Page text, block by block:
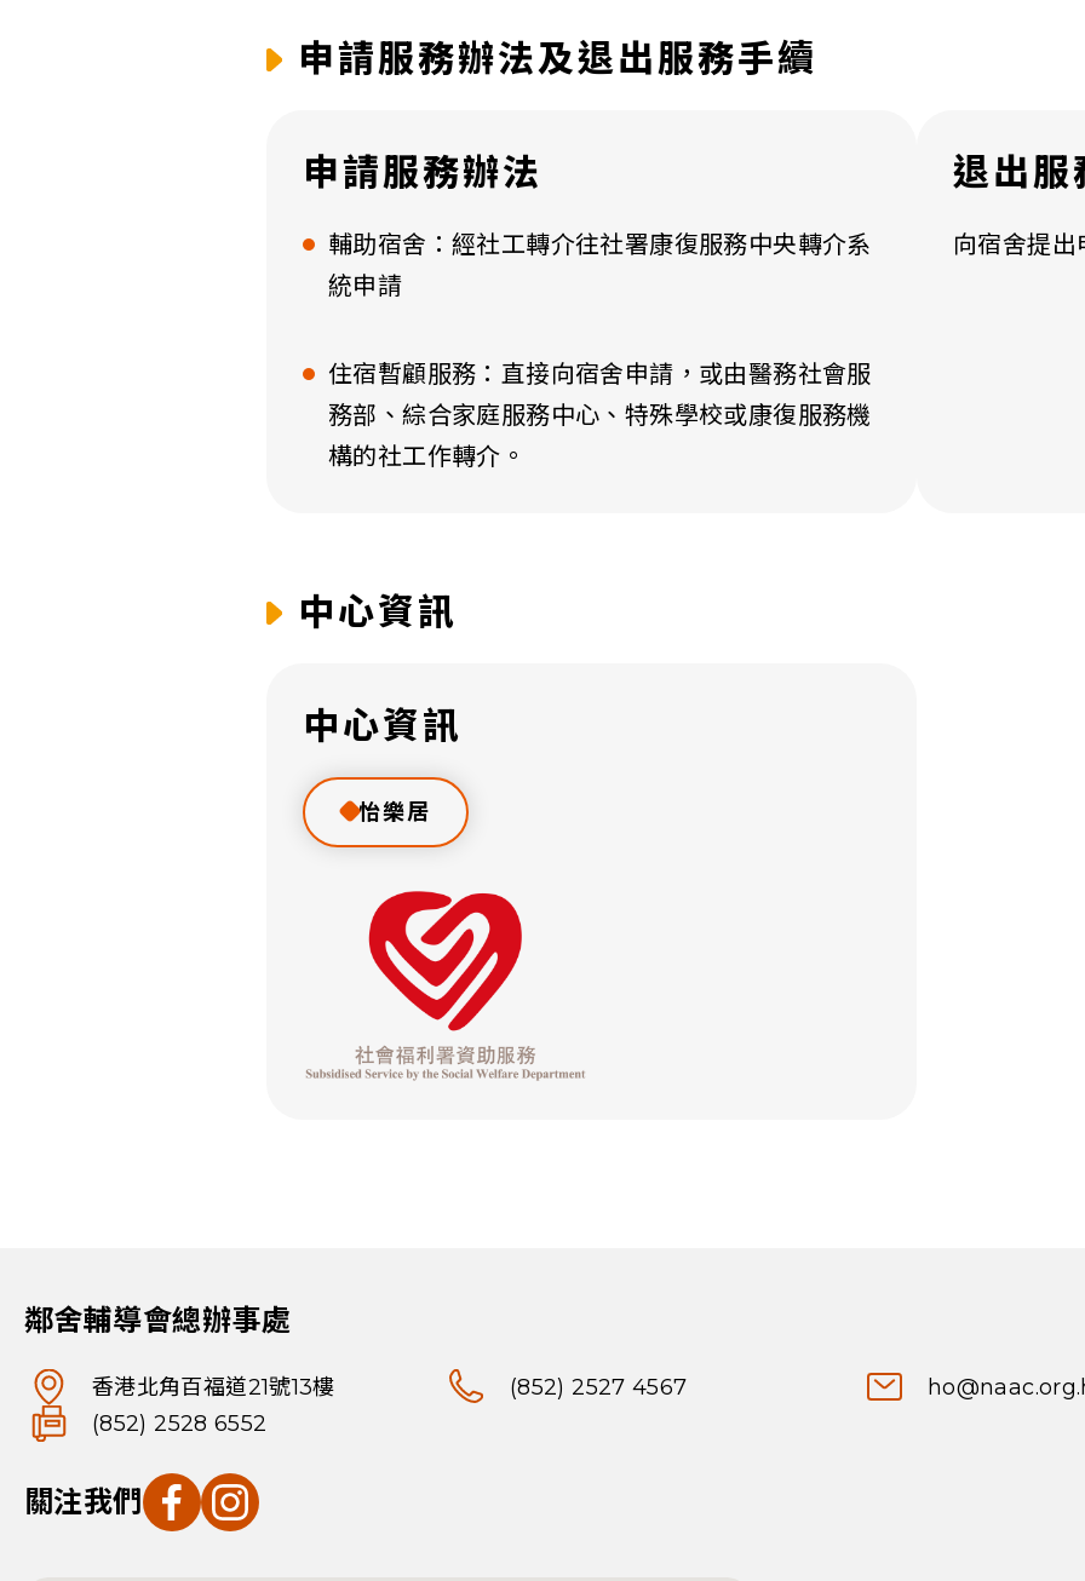
申請服務辦法及退出服務手續
申請服務辦法
輔助宿舍：經社工轉介往社署康復服務中央轉介系
統申請
住宿暫顧服務：直接向宿舍申請，或由醫務社會服
務部、綜合家庭服務中心、特殊學校或康復服務機
構的社工作轉介。
退出服
向宿舍提出
中心資訊
中心資訊
怡樂居
鄰舍輔導會總辦事處
香港北角百福道21號13樓 (852) 2527 4567
(852) 2528 6552
關注我們